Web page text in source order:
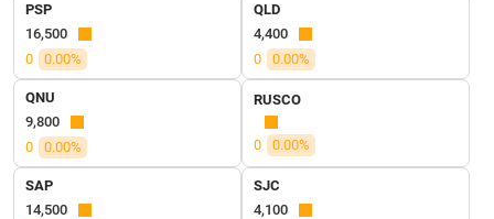
PSP
16,500
0
0.00%
QLD
4,400
0
0.00%
QNU
9,800
0
0.00%
RUSCO
0 0.00%
SAP
14,500
SJC
4,100
TÀI
CHÍNH
CÔNG
NGHỆ
THÔNG